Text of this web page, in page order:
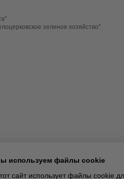
зеленое хозяйство"
используем файлы cookie
сайт использует файлы cookie